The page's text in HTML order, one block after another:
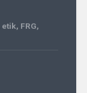
etik, FRG,